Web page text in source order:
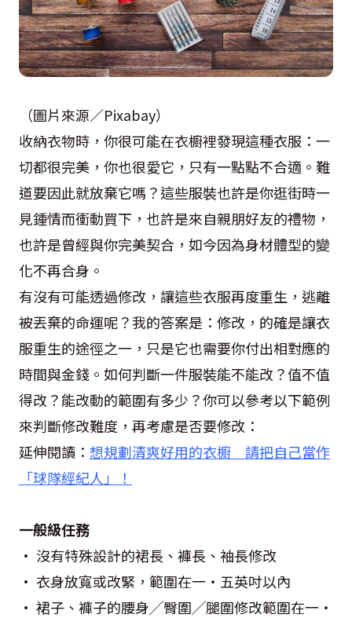
（圖片來源／Pixabay）
收納衣物時，你很可能在衣櫥裡發現這種衣服：一
切都很完美，你也很愛它，只有一點點不合適。難
道要因此就放棄它嗎？這些服裝也許是你逛街時一
見鍾情而衝動買下，也許是來自親朋好友的禮物，
也許是曾經與你完美契合，如今因為身材體型的變
化不再合身。
有沒有可能透過修改，讓這些衣服再度重生，逃離
被丟棄的命運呢？我的答案是：修改，的確是讓衣
服重生的途徑之一，只是它也需要你付出相對應的
時間與金錢。如何判斷一件服裝能不能改？值不值
得改？能改動的範圍有多少？你可以參考以下範例
來判斷修改難度，再考慮是否要修改：
延伸閱讀： 想規劃清爽好用的衣櫥 請把自己當作
「球隊經紀人」！
一般級任務
• 沒有特殊設計的裙長、褲長、袖長修改
• 衣身放寬或改緊，範圍在一・五英吋以內
• 裙子、褲子的腰身╱臀圍╱腿圍修改範圍在一・